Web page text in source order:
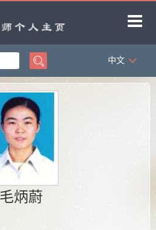
首页
科学研究
中文
毛炳蔚